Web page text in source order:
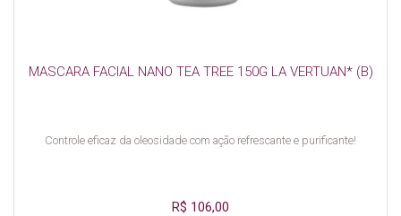
MASCARA FACIAL NANO TEA TREE 150G LA VERTUAN* (B)
Controle eficaz da oleosidade com ação refrescante e purificante!
R$ 106,00